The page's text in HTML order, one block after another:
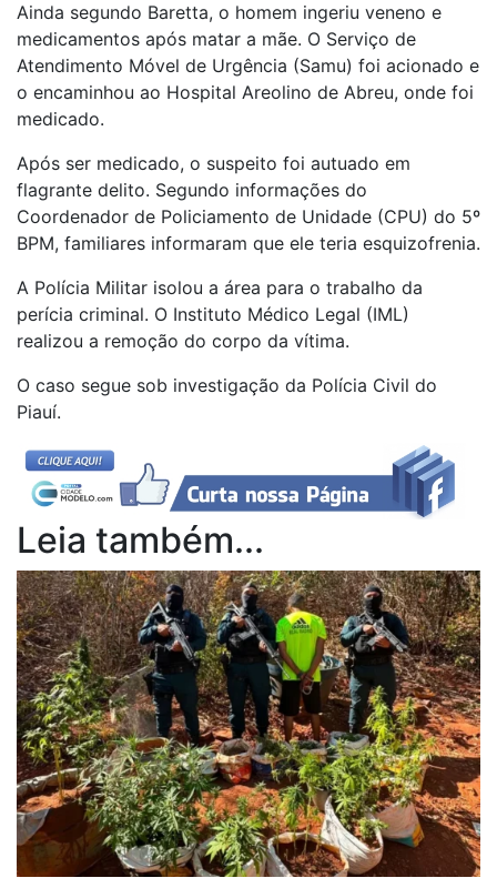
Ainda segundo Baretta, o homem ingeriu veneno e
medicamentos após matar a mãe. O Serviço de
Atendimento Móvel de Urgência (Samu) foi acionado e
o encaminhou ao Hospital Areolino de Abreu, onde foi
medicado.
Após ser medicado, o suspeito foi autuado em
flagrante delito. Segundo informações do
Coordenador de Policiamento de Unidade (CPU) do 5º
BPM, familiares informaram que ele teria esquizofrenia.
A Polícia Militar isolou a área para o trabalho da
perícia criminal. O Instituto Médico Legal (IML)
realizou a remoção do corpo da vítima.
O caso segue sob investigação da Polícia Civil do
Piauí.
Leia também...